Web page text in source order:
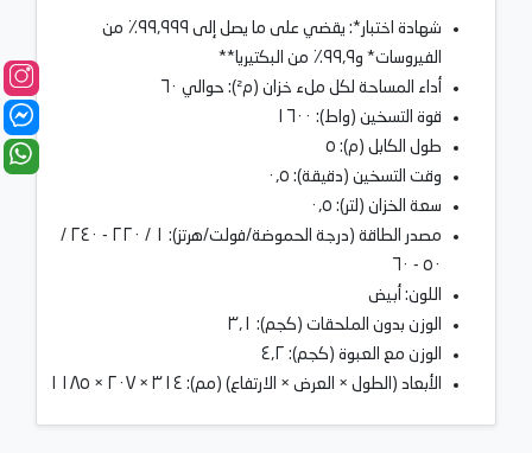
شهادة اختبار*: يقضي على ما يصل إلى ٩٩٫٩٩٩٪ من
الفيروسات* و٩٩٫٩٪ من البكتيريا**
أداء المساحة لكل ملء خزان (م²): حوالي ٦٠
قوة التسخين (واط): ١٦٠٠
طول الكابل (م): ٥
وقت التسخين (دقيقة): ٠٫٥
سعة الخزان (لتر): ٠٫٥
مصدر الطاقة (درجة الحموضة/فولت/هرتز): ١ / ٢٢٠ - ٢٤٠ /
٥٠ - ٦٠
اللون: أبيض
الوزن بدون الملحقات (كجم): ٣٫١
الوزن مع العبوة (كجم): ٤٫٢
الأبعاد (الطول × العرض × الارتفاع) (مم): ٣١٤ × ٢٠٧ × ١١٨٥